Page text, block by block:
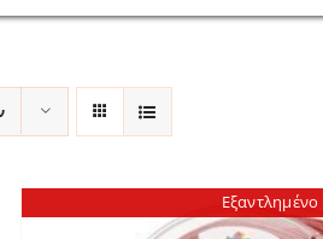
Εξαντλημένο